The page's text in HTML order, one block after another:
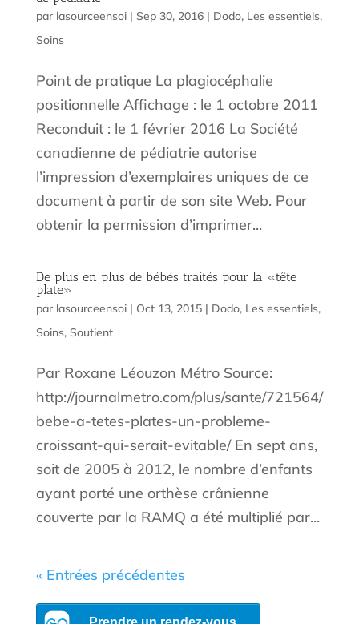
par lasourceensoi| Sep 30, 2016| Dodo, Les essentiels,
Soins
Point de pratique La plagiocéphalie
positionnelle Affichage : le 1 octobre 2011
Reconduit : le 1 février 2016 La Société
canadienne de pédiatrie autorise
l’impression d’exemplaires uniques de ce
document à partir de son site Web. Pour
obtenir la permission d’imprimer...
De plus en plus de bébés traités pour la «tête
plate»
par lasourceensoi| Oct 13, 2015| Dodo, Les essentiels,
Soins, Soutient
Par Roxane Léouzon Métro Source:
http://journalmetro.com/plus/sante/721564/
bebe-a-tetes-plates-un-probleme-
croissant-qui-serait-evitable/ En sept ans,
soit de 2005 à 2012, le nombre d’enfants
ayant porté une orthèse crânienne
couverte par la RAMQ a été multiplié par...
« Entrées précédentes